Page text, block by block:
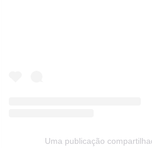
Uma publicação